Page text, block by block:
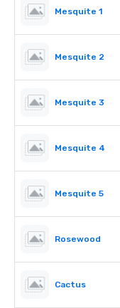
Mesquite 1
Mesquite 2
Mesquite 3
Mesquite 4
Mesquite 5
Rosewood
Cactus